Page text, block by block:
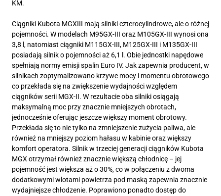
KM.
Ciągniki Kubota MGXIII mają silniki czterocylindrowe, ale o różnej
pojemności. W modelach M95GX-III oraz M105GX-III wynosi ona
3,8 l, natomiast ciągniki M115GX-III, M125GX-III i M135GX-III
posiadają silnik o pojemności aż 6,1 l. Obie jednostki napędowe
spełniają normy emisji spalin Euro IV. Jak zapewnia producent, w
silnikach zoptymalizowano krzywe mocy i momentu obrotowego
co przekłada się na zwiększenie wydajności względem
ciągników serii MGX-II. W rezultacie oba silniki osiągają
maksymalną moc przy znacznie mniejszych obrotach,
jednocześnie oferując jeszcze większy moment obrotowy.
Przekłada się to nie tylko na zmniejszenie zużycia paliwa, ale
również na mniejszy poziom hałasu w kabinie oraz większy
komfort operatora. Silnik w trzeciej generacji ciągników Kubota
MGX otrzymał również znacznie większą chłodnicę – jej
pojemność jest większa aż o 30%, co w połączeniu z dwoma
dodatkowymi wlotami powietrza pod maską zapewnia znacznie
wydajniejsze chłodzenie. Poprawiono ponadto dostęp do